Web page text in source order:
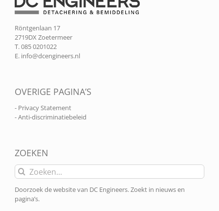
Röntgenlaan 17
2719DX Zoetermeer
T. 085 0201022
E. info@dcengineers.nl
OVERIGE PAGINA’S
- Privacy Statement
- Anti-discriminatiebeleid
ZOEKEN
Zoeken
naar:
Doorzoek de website van DC Engineers. Zoekt in nieuws en
pagina’s.